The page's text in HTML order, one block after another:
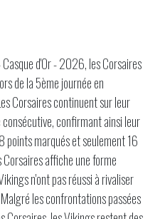
d'Or - 2026, les Corsaires
de la 5ème journée en
Corsaires continuent sur leur
confirmant ainsi leur
points marqués et seulement 16
affiche une forme
n'ont pas réussi à rivaliser
les confrontations passées